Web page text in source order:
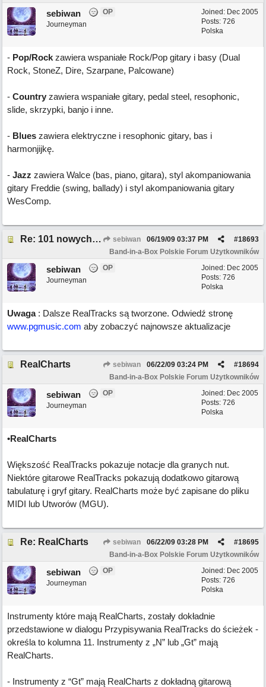
Joined: Dec 2005
Posts: 726
Polska
sebiwan
OP
Journeyman
- Pop/Rock zawiera wspaniałe Rock/Pop gitary i basy (Dual
Rock, StoneZ, Dire, Szarpane, Palcowane)
- Country zawiera wspaniałe gitary, pedal steel, resophonic,
slide, skrzypki, banjo i inne.
- Blues zawiera elektryczne i resophonic gitary, bas i
harmonjijkę.
- Jazz zawiera Walce (bas, piano, gitara), styl akompaniowania
gitary Freddie (swing, ballady) i styl akompaniowania gitary
WesComp.
Re: 101 nowych RealTracks sebiwan #18693
06/19/09 03:37 PM
Band-in-a-Box Polskie Forum Użytkowników
Joined: Dec 2005
Posts: 726
Polska
sebiwan
OP
Journeyman
Uwaga: Dalsze RealTracks są tworzone. Odwiedź stronę
www.pgmusic.com aby zobaczyć najnowsze aktualizacje
RealCharts sebiwan #18694
06/22/09 03:24 PM
Band-in-a-Box Polskie Forum Użytkowników
Joined: Dec 2005
Posts: 726
Polska
sebiwan
OP
Journeyman
•RealCharts
Większość RealTracks pokazuje notacje dla granych nut.
Niektóre gitarowe RealTracks pokazują dodatkowo gitarową
tabulaturę i gryf gitary. RealCharts może być zapisane do pliku
MIDI lub Utworów (MGU).
Re: RealCharts sebiwan #18695
06/22/09 03:28 PM
Band-in-a-Box Polskie Forum Użytkowników
Joined: Dec 2005
Posts: 726
Polska
sebiwan
OP
Journeyman
Instrumenty które mają RealCharts, zostały dokładnie
przedstawione w dialogu Przypisywania RealTracks do ścieżek -
określa to kolumna 11. Instrumenty z „N” lub „Gt” mają
RealCharts.
- Instrumenty z “Gt” mają RealCharts z dokładną gitarową